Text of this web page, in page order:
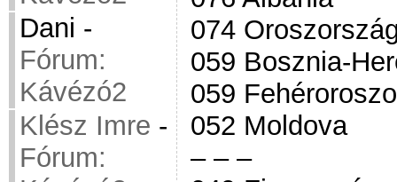
Dani -
Fórum:
Kávézó2
Klész Imre -
Fórum:
074
059 Bosznia-
059
052 Moldova
– – –